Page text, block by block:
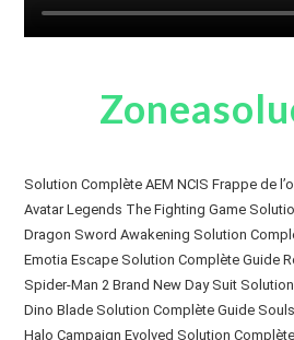
Solution Complète AEM NCIS Frappe de
Avatar Legends The Fighting Game
Dragon Sword Awakening Solution
Emotia Escape Solution Complète Guide
Spider-Man 2 Brand New Day Suit
Dino Blade Solution Complète Guide
Halo Campaign Evolved Solution